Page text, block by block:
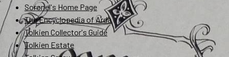
Soronel's Home Page
The Encyclopedia of Arda
Tolkien Collector's Guide
Tolkien Estate